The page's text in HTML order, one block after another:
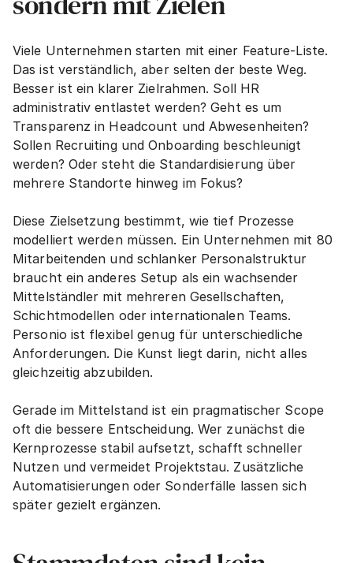
Viele Unternehmen starten mit einer Feature-Liste.
Das ist verständlich, aber selten der beste Weg.
Besser ist ein klarer Zielrahmen. Soll HR
administrativ entlastet werden? Geht es um
Transparenz in Headcount und Abwesenheiten?
Sollen Recruiting und Onboarding beschleunigt
werden? Oder steht die Standardisierung über
mehrere Standorte hinweg im Fokus?
Diese Zielsetzung bestimmt, wie tief Prozesse
modelliert werden müssen. Ein Unternehmen mit 80
Mitarbeitenden und schlanker Personalstruktur
braucht ein anderes Setup als ein wachsender
Mittelständler mit mehreren Gesellschaften,
Schichtmodellen oder internationalen Teams.
Personio ist flexibel genug für unterschiedliche
Anforderungen. Die Kunst liegt darin, nicht alles
gleichzeitig abzubilden.
Gerade im Mittelstand ist ein pragmatischer Scope
oft die bessere Entscheidung. Wer zunächst die
Kernprozesse stabil aufsetzt, schafft schneller
Nutzen und vermeidet Projektstau. Zusätzliche
Automatisierungen oder Sonderfälle lassen sich
später gezielt ergänzen.